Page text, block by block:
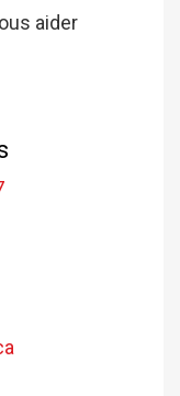
aider